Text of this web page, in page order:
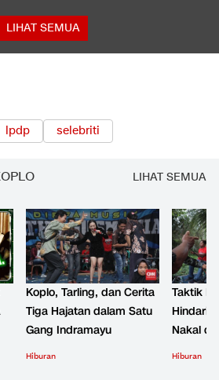
LIHAT SEMUA
lpdp selebriti
LIHAT SEMUA
Koplo, Tarling, dan Cerita
Tiga Hajatan dalam Satu
Gang Indramayu
Hiburan
Taktik
Hindari
Nakal
Hiburan